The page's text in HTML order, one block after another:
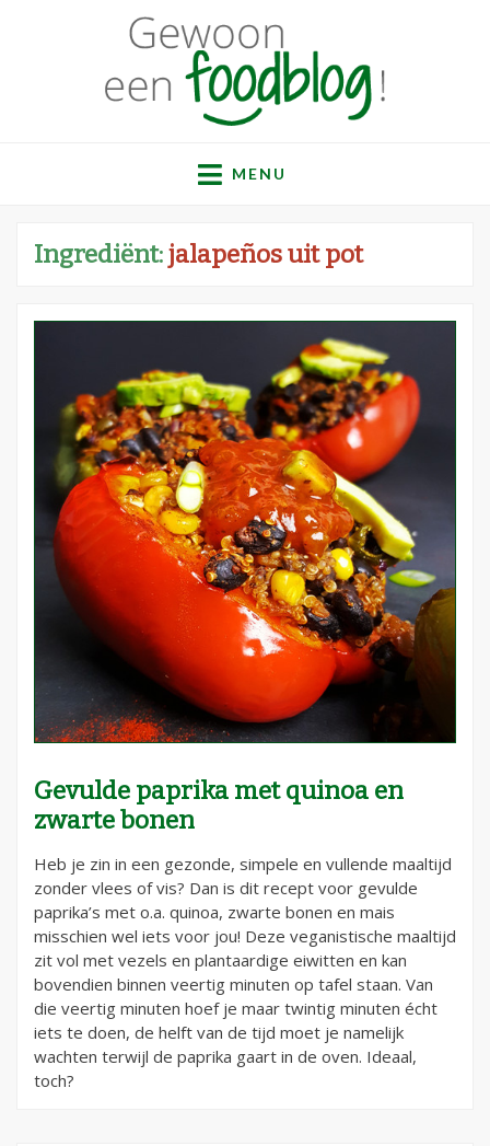
Gewoon een
foodblog!
recepten
MENU
Ingrediënt:jalapeños uit pot
Gevulde paprika met quinoa en
zwarte bonen
Heb je zin in een gezonde, simpele en vullende maaltijd
zonder vlees of vis? Dan is dit recept voor gevulde
paprika’s met o.a. quinoa, zwarte bonen en mais
misschien wel iets voor jou! Deze veganistische maaltijd
zit vol met vezels en plantaardige eiwitten en kan
bovendien binnen veertig minuten op tafel staan. Van
die veertig minuten hoef je maar twintig minuten écht
iets te doen, de helft van de tijd moet je namelijk
wachten terwijl de paprika gaart in de oven. Ideaal,
toch?